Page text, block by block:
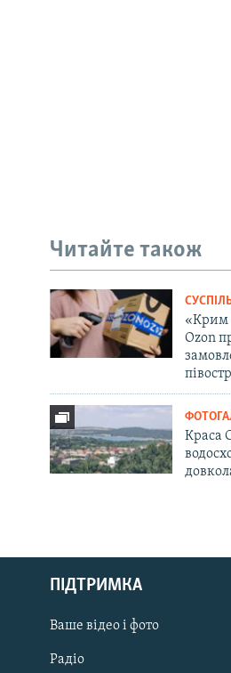
Русский
Qırımtatar
ДОЛУЧАЙСЯ!
Читайте також
«Крим
Ozon
Краса
ПІДТРИМКА
Ваше відео і фото
Радіо